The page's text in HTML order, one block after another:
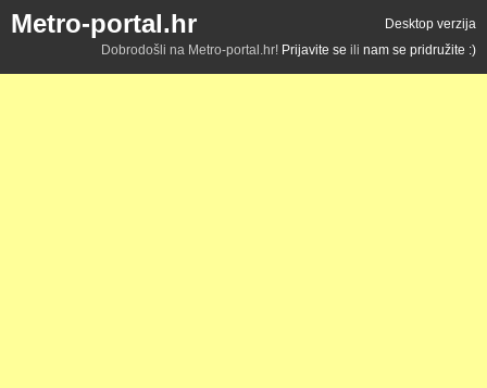
Metro-portal.hr
Desktop verzija
Dobrodošli na Metro-portal.hr! Prijavite se ili nam se pridružite :)